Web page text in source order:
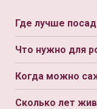
Где лучше
Что нужно для
Когда можно
Сколько лет